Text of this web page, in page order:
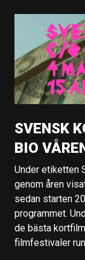
SVENSK
BIO
Under etiketten
genom åren
sedan starten
programmet.
de bästa
filmfestivaler